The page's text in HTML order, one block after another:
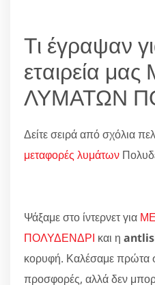
Τι έγραψαν
εταιρεία
ΛΥΜΑΤΩΝ
Δείτε σειρά από σχόλια
μεταφορές λυμάτων
Ψάξαμε στο ίντερνετ για
ΠΟΛΥΔΕΝΔΡΙ και η
κορυφή. Καλέσαμε πρώτα
προσφορές, αλλά δεν